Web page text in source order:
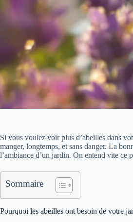
Si vous voulez voir plus d’abeilles dans
manger, longtemps, et sans danger. La
l’ambiance d’un jardin. On entend vite
Sommaire
Pourquoi les abeilles ont besoin de votre